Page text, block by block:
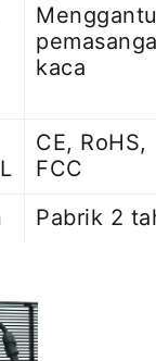
kaca
CE, RoHS,
FCC
Pabrik 2